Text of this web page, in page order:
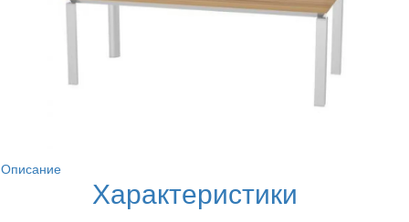
Описание
Характеристики